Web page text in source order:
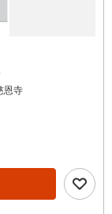
恩寺